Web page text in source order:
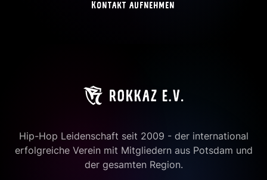
Kontakt aufnehmen
Hip-Hop Leidenschaft seit 2009 - der international
erfolgreiche Verein mit Mitgliedern aus Potsdam und
der gesamten Region.